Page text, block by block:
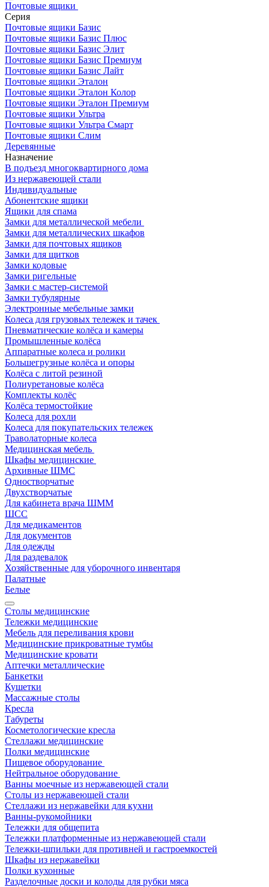
Почтовые ящики
Серия
Почтовые ящики Базис
Почтовые ящики Базис Плюс
Почтовые ящики Базис Элит
Почтовые ящики Базис Премиум
Почтовые ящики Базис Лайт
Почтовые ящики Эталон
Почтовые ящики Эталон Колор
Почтовые ящики Эталон Премиум
Почтовые ящики Ультра
Почтовые ящики Ультра Смарт
Почтовые ящики Слим
Деревянные
Назначение
В подъезд многоквартирного дома
Из нержавеющей стали
Индивидуальные
Абонентские ящики
Ящики для спама
Замки для металлической мебели
Замки для металлических шкафов
Замки для почтовых ящиков
Замки для щитков
Замки кодовые
Замки ригельные
Замки с мастер-системой
Замки тубулярные
Электронные мебельные замки
Колеса для грузовых тележек и тачек
Пневматические колёса и камеры
Промышленные колёса
Аппаратные колеса и ролики
Большегрузные колёса и опоры
Колёса с литой резиной
Полиуретановые колёса
Комплекты колёс
Колёса термостойкие
Колеса для рохли
Колеса для покупательских тележек
Траволаторные колеса
Медицинская мебель
Шкафы медицинские
Архивные ШМС
Одностворчатые
Двухстворчатые
Для кабинета врача ШММ
ШСС
Для медикаментов
Для документов
Для одежды
Для раздевалок
Хозяйственные для уборочного инвентаря
Палатные
Белые
Столы медицинские
Тележки медицинские
Мебель для переливания крови
Медицинские прикроватные тумбы
Медицинские кровати
Аптечки металлические
Банкетки
Кушетки
Массажные столы
Кресла
Табуреты
Косметологические кресла
Стеллажи медицинские
Полки медицинские
Пищевое оборудование
Нейтральное оборудование
Ванны моечные из нержавеющей стали
Столы из нержавеющей стали
Стеллажи из нержавейки для кухни
Ванны-рукомойники
Тележки для общепита
Тележки платформенные из нержавеющей стали
Тележки-шпильки для противней и гастроемкостей
Шкафы из нержавейки
Полки кухонные
Разделочные доски и колоды для рубки мяса